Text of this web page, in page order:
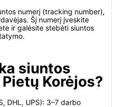
numerį (tracking number),
Šį numerį įveskite
ir galėsite stebėti siuntos
siuntos
Korėjos?
DHL, UPS): 3–7 darbo